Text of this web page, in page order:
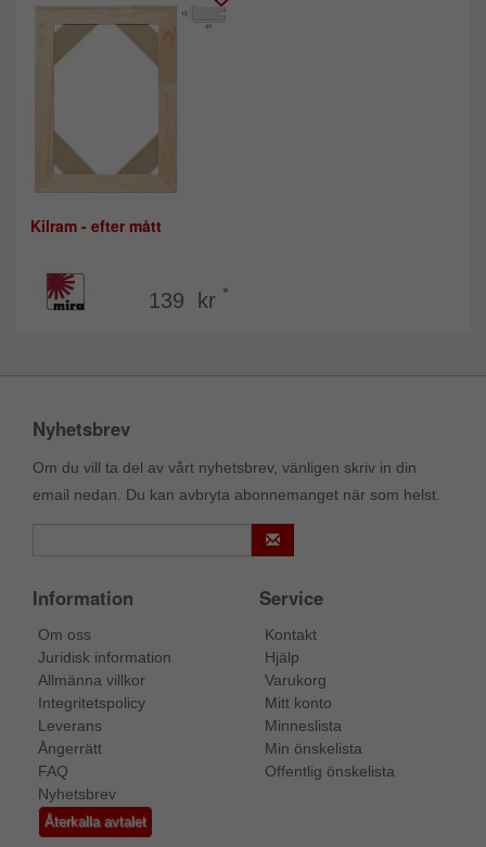
Kilram - efter mått
139 kr *
Nyhetsbrev
Om du vill ta del av vårt nyhetsbrev, vänligen skriv in din
email nedan. Du kan avbryta abonnemanget när som helst.
Information
Om oss
Juridisk information
Allmänna villkor
Integritetspolicy
Leverans
Ångerrätt
FAQ
Nyhetsbrev
Återkalla avtalet
Service
Kontakt
Hjälp
Varukorg
Mitt konto
Minneslista
Min önskelista
Offentlig önskelista